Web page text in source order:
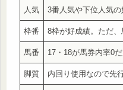
人気 3番人気や下位人気
枠番 8枠が好成績。ただ
馬番 17・18が馬券内率0
脚質 内回り使用なので先